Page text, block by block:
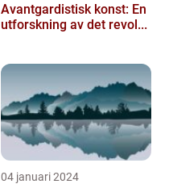
Avantgardistisk konst: En
utforskning av det revol...
04 januari 2024